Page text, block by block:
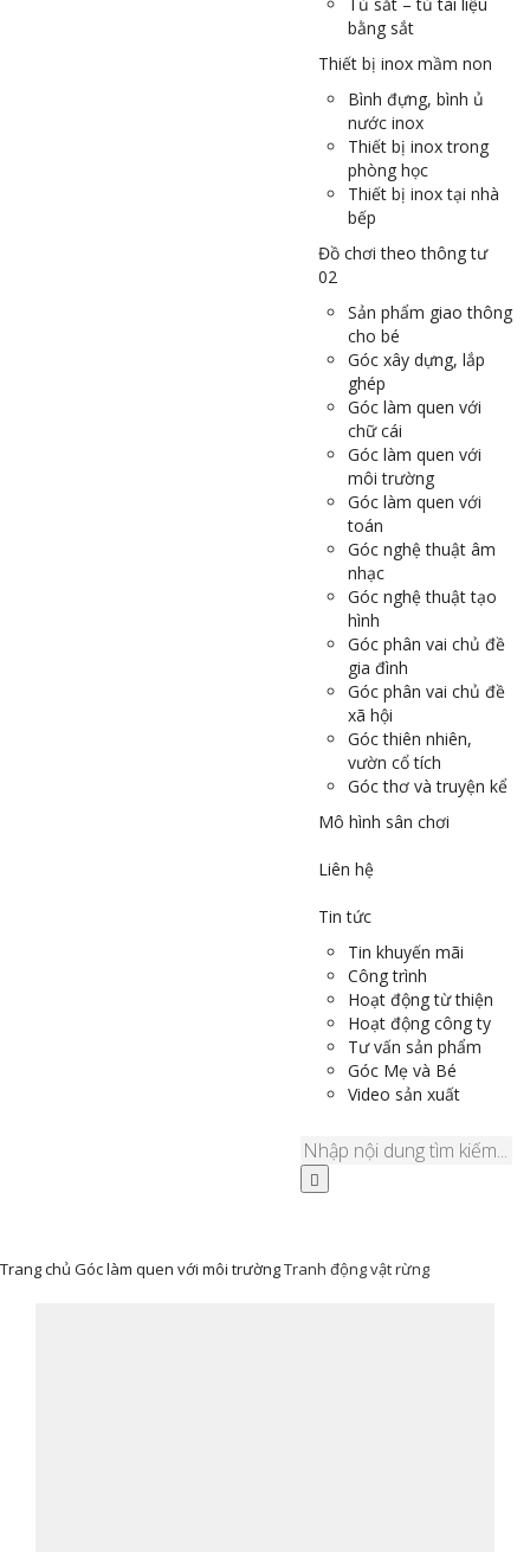
bằng sắt
Thiết bị inox mầm non
Bình đựng, bình ủ
nước inox
Thiết bị inox trong
phòng học
Thiết bị inox tại nhà
bếp
Đồ chơi theo thông tư
02
Sản phẩm giao thông
cho bé
Góc xây dựng, lắp
ghép
Góc làm quen với
chữ cái
Góc làm quen với
môi trường
Góc làm quen với
toán
Góc nghệ thuật âm
nhạc
Góc nghệ thuật tạo
hình
Góc phân vai chủ đề
gia đình
Góc phân vai chủ đề
xã hội
Góc thiên nhiên,
vườn cổ tích
Góc thơ và truyện kể
Mô hình sân chơi
Liên hệ
Tin tức
Tin khuyến mãi
Công trình
Hoạt động từ thiện
Hoạt động công ty
Tư vấn sản phẩm
Góc Mẹ và Bé
Video sản xuất
Trang chủ Góc làm quen với môi trườngTranh động vật rừng